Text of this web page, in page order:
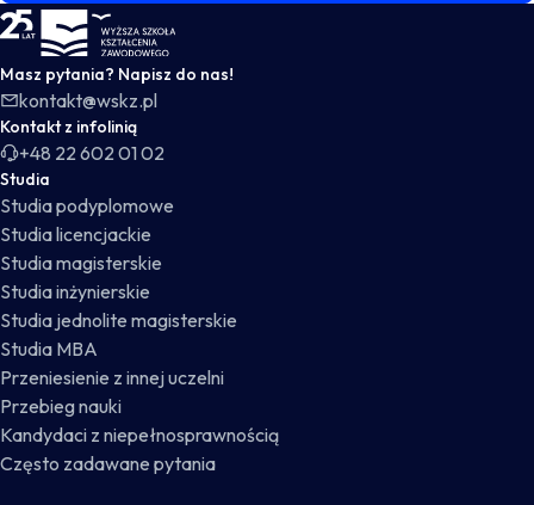
WSKZ - strona główna
Masz pytania? Napisz do nas!
kontakt@wskz.pl
Kontakt z infolinią
+48 22 602 01 02
Studia
Studia podyplomowe
Studia licencjackie
Studia magisterskie
Studia inżynierskie
Studia jednolite magisterskie
Studia MBA
Przeniesienie z innej uczelni
Przebieg nauki
Kandydaci z niepełnosprawnością
Często zadawane pytania